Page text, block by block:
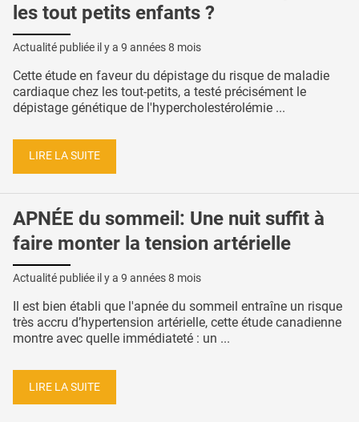
les tout petits enfants ?
Actualité publiée il y a 9 années 8 mois
Cette étude en faveur du dépistage du risque de maladie
cardiaque chez les tout-petits, a testé précisément le
dépistage génétique de l'hypercholestérolémie ...
LIRE LA SUITE
APNÉE du sommeil: Une nuit suffit à
faire monter la tension artérielle
Actualité publiée il y a 9 années 8 mois
Il est bien établi que l'apnée du sommeil entraîne un risque
très accru d’hypertension artérielle, cette étude canadienne
montre avec quelle immédiateté : un ...
LIRE LA SUITE